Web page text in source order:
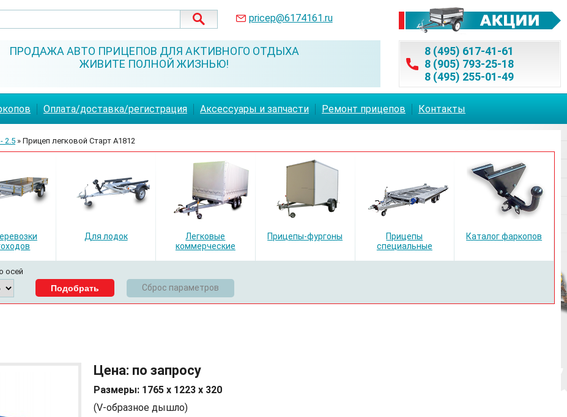
pricep@6174161.ru
ПРОДАЖА АВТО ПРИЦЕПОВ ДЛЯ АКТИВНОГО ОТДЫХА
ЖИВИТЕ ПОЛНОЙ ЖИЗНЬЮ!
8 (495) 617-41-61
8 (905) 793-25-18
8 (495) 255-01-49
Оплата/доставка/регистрация Аксессуары и запчасти Ремонт прицепов Контакты
2.5 » Прицеп легковой Старт А1812
Для лодок
Легковые
коммерческие
Прицепы-фургоны
Прицепы
специальные
Каталог фаркопов
осей
Сброс параметров
Цена: по запросу
Размеры: 1765 х 1223 х 320
(V-образное дышло)